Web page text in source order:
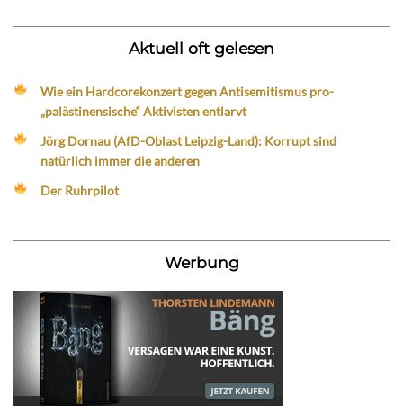
Aktuell oft gelesen
Wie ein Hardcorekonzert gegen Antisemitismus pro-
„palästinensische“ Aktivisten entlarvt
Jörg Dornau (AfD-Oblast Leipzig-Land): Korrupt sind
natürlich immer die anderen
Der Ruhrpilot
Werbung